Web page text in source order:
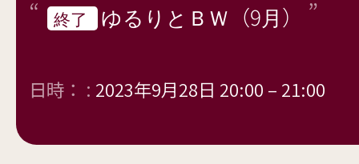
終了 ゆるりとＢＷ（9月）
日時： : 2023年9月28日 20:00 – 21:00